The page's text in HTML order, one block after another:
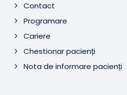
Contact
Programare
Cariere
Chestionar pacienți
Nota de informare pacienți